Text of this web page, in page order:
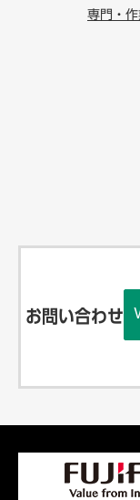
専門・
お問い合わせ